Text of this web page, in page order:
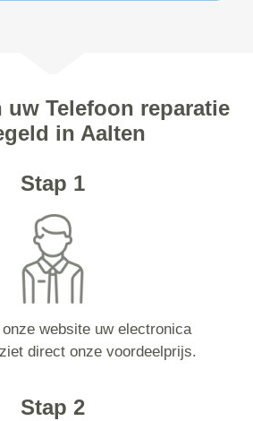
uw Telefoon reparatie
in Aalten
Stap 1
website uw electronica
direct onze voordeelprijs.
Stap 2